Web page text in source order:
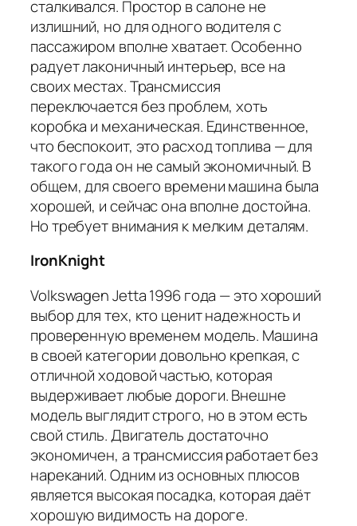
сталкивался. Простор в салоне не
излишний, но для одного водителя с
пассажиром вполне хватает. Особенно
радует лаконичный интерьер, все на
своих местах. Трансмиссия
переключается без проблем, хоть
коробка и механическая. Единственное,
что беспокоит, это расход топлива — для
такого года он не самый экономичный. В
общем, для своего времени машина была
хорошей, и сейчас она вполне достойна.
Но требует внимания к мелким деталям.
IronKnight
Volkswagen Jetta 1996 года — это хороший
выбор для тех, кто ценит надежность и
проверенную временем модель. Машина
в своей категории довольно крепкая, с
отличной ходовой частью, которая
выдерживает любые дороги. Внешне
модель выглядит строго, но в этом есть
свой стиль. Двигатель достаточно
экономичен, а трансмиссия работает без
нареканий. Одним из основных плюсов
является высокая посадка, которая даёт
хорошую видимость на дороге.